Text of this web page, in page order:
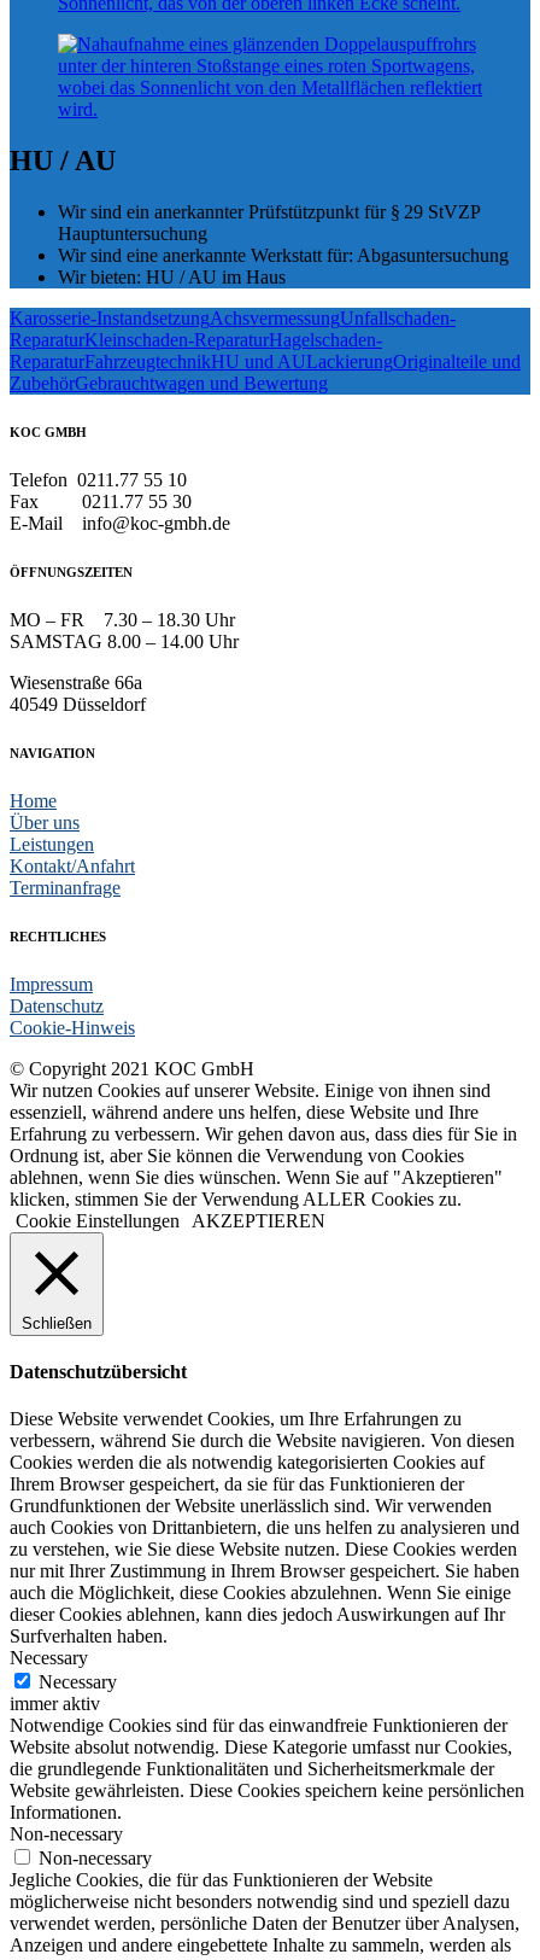
HU / AU
Wir sind ein anerkannter Prüfstützpunkt für § 29 StVZP
Hauptuntersuchung
Wir sind eine anerkannte Werkstatt für: Abgasuntersuchung
Wir bieten: HU / AU im Haus
Karosserie-InstandsetzungAchsvermessungUnfallschaden-
ReparaturKleinschaden-ReparaturHagelschaden-
ReparaturFahrzeugtechnikHU und AULackierungOriginalteile und
ZubehörGebrauchtwagen und Bewertung
KOC GMBH
Telefon 0211.77 55 10
Fax 0211.77 55 30
E-Mail info@koc-gmbh.de
ÖFFNUNGSZEITEN
MO – FR 7.30 – 18.30 Uhr
SAMSTAG 8.00 – 14.00 Uhr
Wiesenstraße 66a
40549 Düsseldorf
NAVIGATION
Home
Über uns
Leistungen
Kontakt/Anfahrt
Terminanfrage
RECHTLICHES
Impressum
Datenschutz
Cookie-Hinweis
© Copyright 2021 KOC GmbH
Wir nutzen Cookies auf unserer Website. Einige von ihnen sind
essenziell, während andere uns helfen, diese Website und Ihre
Erfahrung zu verbessern. Wir gehen davon aus, dass dies für Sie in
Ordnung ist, aber Sie können die Verwendung von Cookies
ablehnen, wenn Sie dies wünschen. Wenn Sie auf "Akzeptieren"
klicken, stimmen Sie der Verwendung ALLER Cookies zu.
Cookie Einstellungen
AKZEPTIEREN
Schließen
Datenschutzübersicht
Diese Website verwendet Cookies, um Ihre Erfahrungen zu
verbessern, während Sie durch die Website navigieren. Von diesen
Cookies werden die als notwendig kategorisierten Cookies auf
Ihrem Browser gespeichert, da sie für das Funktionieren der
Grundfunktionen der Website unerlässlich sind. Wir verwenden
auch Cookies von Drittanbietern, die uns helfen zu analysieren und
zu verstehen, wie Sie diese Website nutzen. Diese Cookies werden
nur mit Ihrer Zustimmung in Ihrem Browser gespeichert. Sie haben
auch die Möglichkeit, diese Cookies abzulehnen. Wenn Sie einige
dieser Cookies ablehnen, kann dies jedoch Auswirkungen auf Ihr
Surfverhalten haben.
Necessary
Necessary
immer aktiv
Notwendige Cookies sind für das einwandfreie Funktionieren der
Website absolut notwendig. Diese Kategorie umfasst nur Cookies,
die grundlegende Funktionalitäten und Sicherheitsmerkmale der
Website gewährleisten. Diese Cookies speichern keine persönlichen
Informationen.
Non-necessary
Non-necessary
Jegliche Cookies, die für das Funktionieren der Website
möglicherweise nicht besonders notwendig sind und speziell dazu
verwendet werden, persönliche Daten der Benutzer über Analysen,
Anzeigen und andere eingebettete Inhalte zu sammeln, werden als